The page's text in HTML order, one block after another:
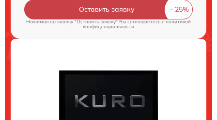
Оставить заявку
Нажимая на кнопку "Оставить заявку" Вы соглашаетесь c политикой
конфиденциальности